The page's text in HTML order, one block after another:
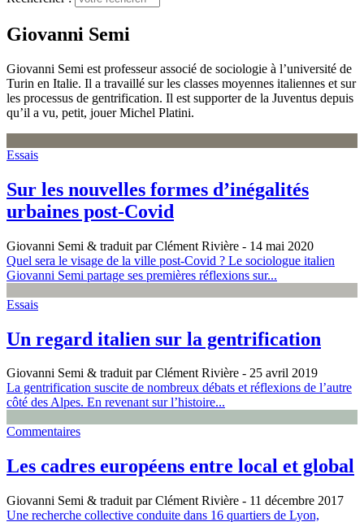
Giovanni Semi
Giovanni Semi est professeur associé de sociologie à l’université de
Turin en Italie. Il a travaillé sur les classes moyennes italiennes et sur
les processus de gentrification. Il est supporter de la Juventus depuis
qu’il a vu, petit, jouer Michel Platini.
Essais
Sur les nouvelles formes d’inégalités
urbaines post-Covid
Giovanni Semi & traduit par Clément Rivière - 14 mai 2020
Quel sera le visage de la ville post-Covid ? Le sociologue italien
Giovanni Semi partage ses premières réflexions sur...
Essais
Un regard italien sur la gentrification
Giovanni Semi & traduit par Clément Rivière - 25 avril 2019
La gentrification suscite de nombreux débats et réflexions de l’autre
côté des Alpes. En revenant sur l’histoire...
Commentaires
Les cadres européens entre local et global
Giovanni Semi & traduit par Clément Rivière - 11 décembre 2017
Une recherche collective conduite dans 16 quartiers de Lyon,